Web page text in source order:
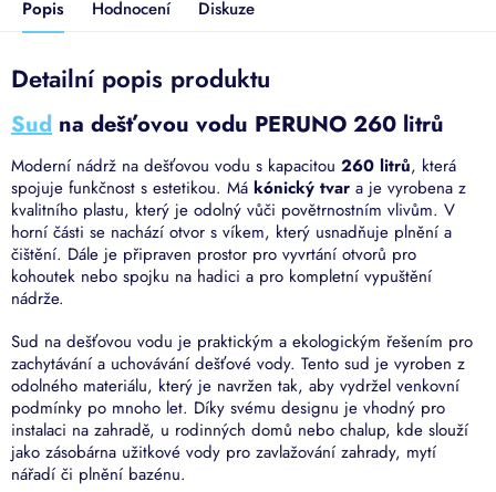
Popis Hodnocení Diskuze
Detailní popis produktu
Sud na dešťovou vodu PERUNO 260 litrů
Moderní nádrž na dešťovou vodu s kapacitou 260 litrů, která
spojuje funkčnost s estetikou. Má kónický tvar a je vyrobena z
kvalitního plastu, který je odolný vůči povětrnostním vlivům. V
horní části se nachází otvor s víkem, který usnadňuje plnění a
čištění. Dále je připraven prostor pro vyvrtání otvorů pro
kohoutek nebo spojku na hadici a pro kompletní vypuštění
nádrže.
Sud na dešťovou vodu je praktickým a ekologickým řešením pro
zachytávání a uchovávání dešťové vody. Tento sud je vyroben z
odolného materiálu, který je navržen tak, aby vydržel venkovní
podmínky po mnoho let. Díky svému designu je vhodný pro
instalaci na zahradě, u rodinných domů nebo chalup, kde slouží
jako zásobárna užitkové vody pro zavlažování zahrady, mytí
nářadí či plnění bazénu.